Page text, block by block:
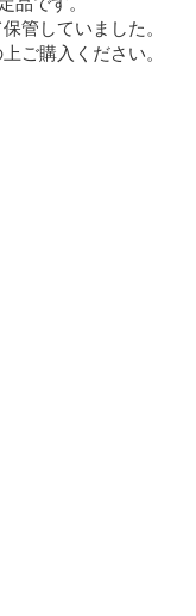
管していました。
ご購入ください。